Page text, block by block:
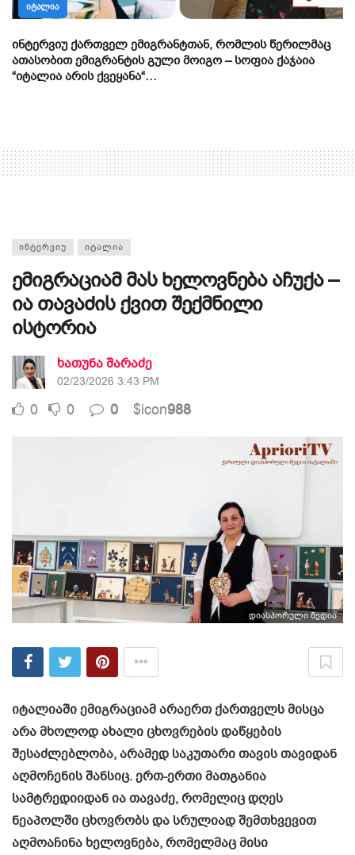
ᲘᲢᲐᲚᲘᲐ
ინტერვიუ ქართველ ემიგრანტთან, რომლის წერილმაც
ათასობით ემიგრანტის გული მოიგო – სოფია ქაჯაია
“იტალია არის ქვეყანა“…
ᲘᲜᲢᲔᲠᲕᲘᲣ ᲘᲢᲐᲚᲘᲐ
ემიგრაციამ მას ხელოვნება აჩუქა –
ია თავაძის ქვით შექმნილი
ისტორია
ხათუნა შარაძე
02/23/2026 3:43 PM
0 0 0 $icon988
დიასპორული მედია
იტალიაში ემიგრაციამ არაერთ ქართველს მისცა
არა მხოლოდ ახალი ცხოვრების დაწყების
შესაძლებლობა, არამედ საკუთარი თავის თავიდან
აღმოჩენის შანსიც. ერთ-ერთი მათგანია
სამტრედიიდან ია თავაძე, რომელიც დღეს
ნეაპოლში ცხოვრობს და სრულიად შემთხვევით
აღმოაჩინა ხელოვნება, რომელმაც მისი